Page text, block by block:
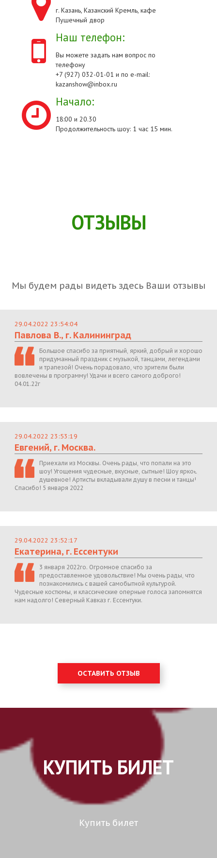
г. Казань, Казанский Кремль, кафе
Пушечный двор
Наш телефон:
Вы можете задать нам вопрос по
телефону
+7 (927) 032-01-01 и по e-mail:
kazanshow@inbox.ru
Начало:
18:00 и 20.30
Продолжительность шоу: 1 час 15 мин.
ОТЗЫВЫ
Мы будем рады видеть здесь Ваши отзывы
29.04.2022 23:54:04
Павлова В., г. Калининград
Большое спасибо за приятный, яркий, добрый и хорошо
придуманный праздник с музыкой, танцами, легендами
и трапезой! Очень порадовало, что зрители были
вовлечены в программу! Удачи и всего самого доброго!
04.01.22г
29.04.2022 23:53:19
Евгений, г. Москва.
Приехали из Москвы. Очень рады, что попали на это
шоу! Угощения чудесные, вкусные, сытные! Шоу яркое,
душевное! Артисты вкладывали душу в песни и танцы!
Спасибо! 5 января 2022
29.04.2022 23:52:17
Екатерина, г. Ессентуки
3 января 2022го. Огромное спасибо за
предоставленное удовольствие! Мы очень рады, что
познакомились с вашей самобытной культурой.
Чудесные костюмы, и классические оперные голоса запомнятся
нам надолго! Северный Кавказ г. Ессентуки.
ОСТАВИТЬ ОТЗЫВ
КУПИТЬ БИЛЕТ
Купить билет